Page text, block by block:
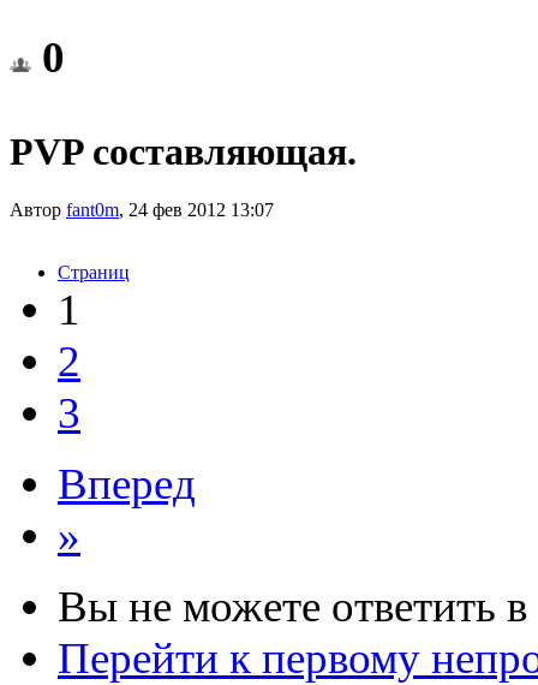
0
PVP составляющая.
Автор fant0m, 24 фев 2012 13:07
Страниц
1
2
3
Вперед
»
Вы не можете ответить в
Перейти к первому